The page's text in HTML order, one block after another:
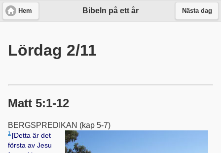
Hem Bibeln på ett år Nästa dag
Lördag 2/11
Matt 5:1-12
BERGSPREDIKAN (kap 5-7)
1 [Detta är det
första av Jesu